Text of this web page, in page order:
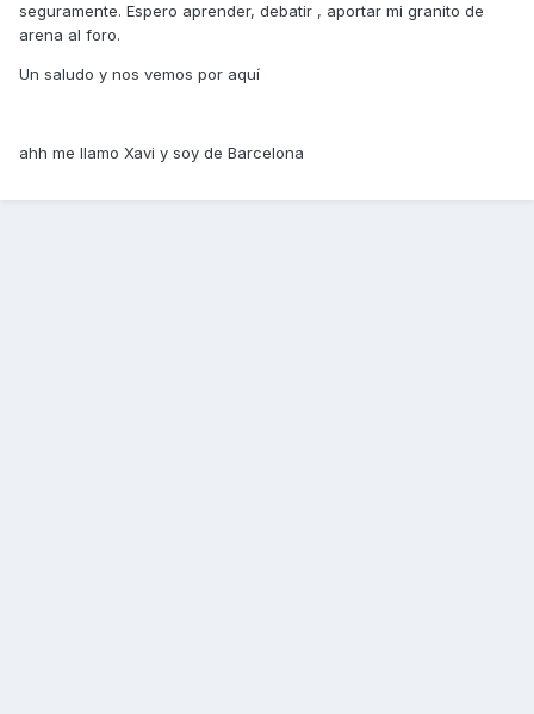
seguramente. Espero aprender, debatir , aportar mi granito de
arena al foro.
Un saludo y nos vemos por aquí
ahh me llamo Xavi y soy de Barcelona